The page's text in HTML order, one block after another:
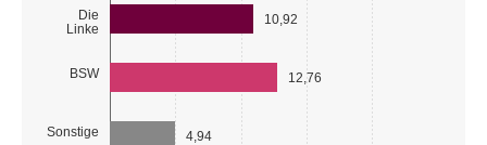
Die
Linke
BSW
Sonstige
10,92
12,76
4,94